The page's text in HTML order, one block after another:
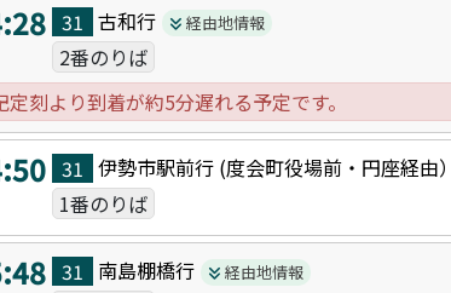
31 古和行 経由地情報
2番のりば
定刻より到着が約5分遅れる予定です。
31 伊勢市駅前行 (度会町役場前・円座経由）
1番のりば
31 南島棚橋行 経由地情報